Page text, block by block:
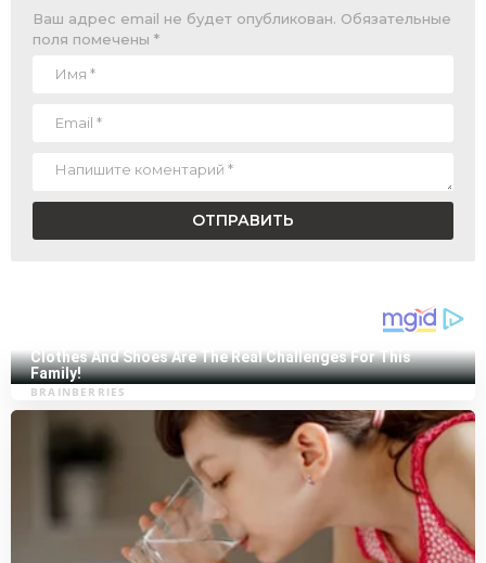
Ваш адрес email не будет опубликован. Обязательные
поля помечены *